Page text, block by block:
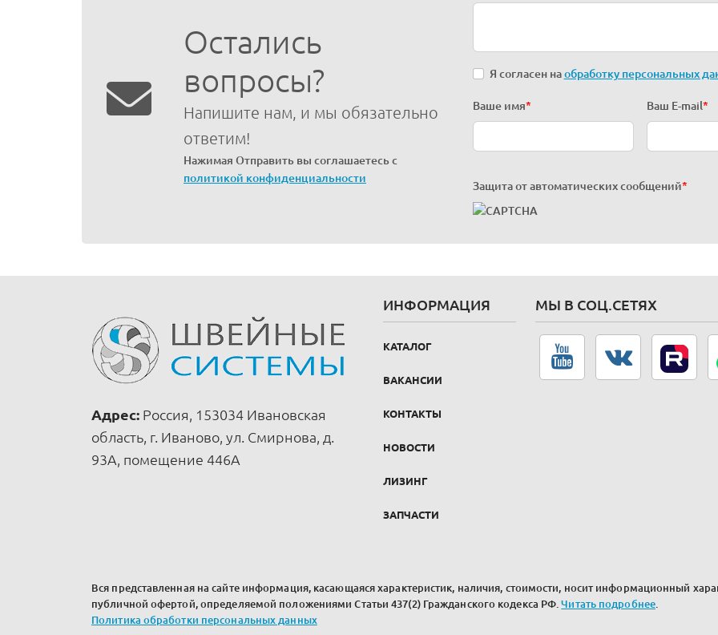
Остались
вопросы?
Напишите нам, и мы обязательно
ответим!
Нажимая Отправить вы соглашаетесь с
политикой конфиденциальности
Я согласен наобработку персональных
Ваше имя* Ваш E-mail*
Защита от автоматических сообщений*
Адрес: Россия, 153034 Ивановская
область, г. Иваново, ул. Смирнова, д.
93А, помещение 446А
ИНФОРМАЦИЯ
КАТАЛОГ
ВАКАНСИИ
КОНТАКТЫ
НОВОСТИ
ЛИЗИНГ
ЗАПЧАСТИ
МЫ В СОЦ.СЕТЯХ
Вся представленная на сайте информация, касающаяся характеристик, наличия, стоимости, носит информационный
публичной офертой, определяемой положениями Статьи 437(2) Гражданского кодекса РФ.Читать подробнее.
Политика обработки персональных данных